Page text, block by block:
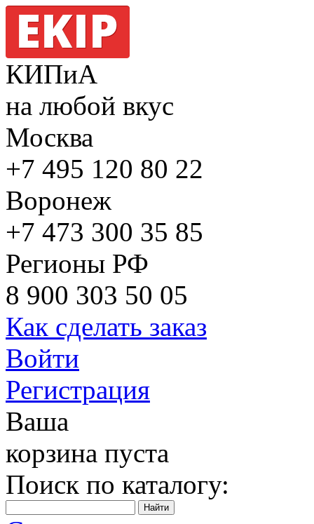
КИПиА
на любой вкус
Москва
+7 495 120 80 22
Воронеж
+7 473 300 35 85
Регионы РФ
8 900 303 50 05
Как сделать заказ
Войти
Регистрация
Ваша
корзина пуста
Поиск по каталогу: